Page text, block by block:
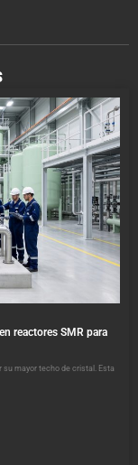
reactores SMR para
mayor techo de cristal. Esta